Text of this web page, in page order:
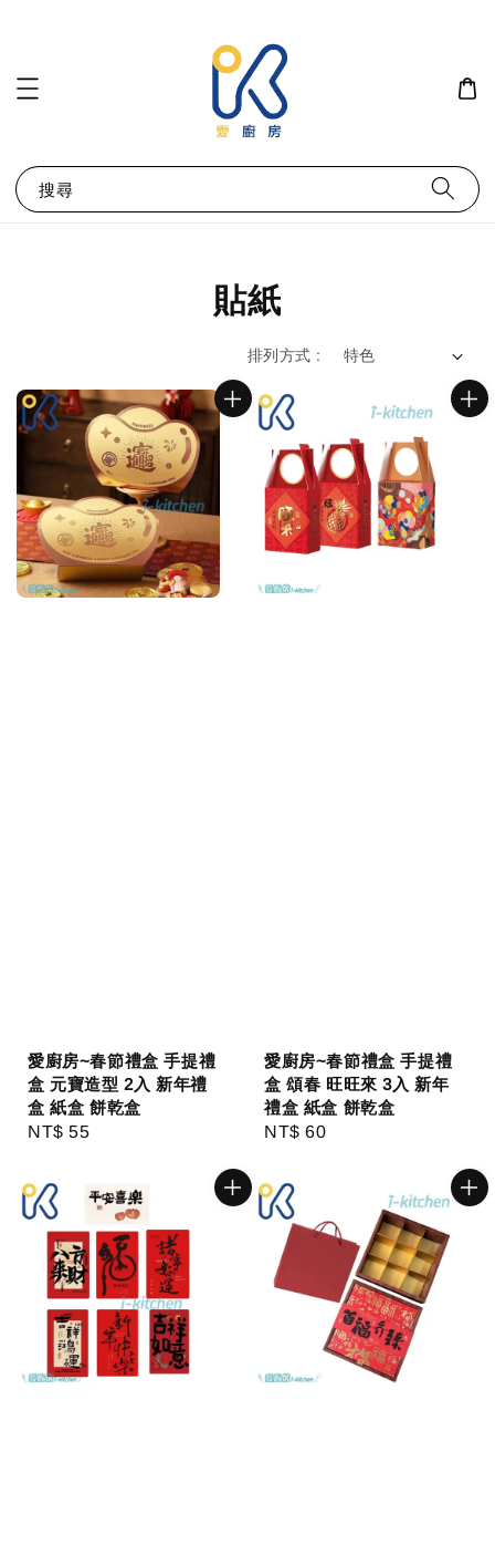
搜尋
貼紙
排列方式 :
愛廚房~春節禮盒 手提禮
盒 元寶造型 2入 新年禮
盒 紙盒 餅乾盒
Regular
NT$ 55
愛廚房~春節禮盒 手提禮
盒 頌春 旺旺來 3入 新年
禮盒 紙盒 餅乾盒
Regular
NT$ 60